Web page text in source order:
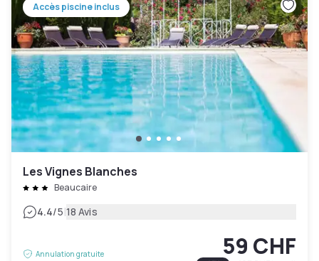
Accès piscine inclus
Les Vignes Blanches
Beaucaire
4.4/5|18 Avis
Annulation gratuite
59 CHF